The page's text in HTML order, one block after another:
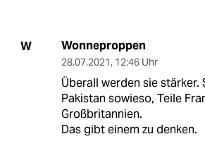
W Wonneproppen
28.07.2021, 12:46 Uhr
Überall werden sie stärker.
Pakistan sowieso, Teile
Großbritannien.
Das gibt einem zu denken.